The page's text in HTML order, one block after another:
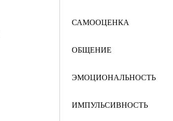
САМООЦЕНКА
ОБЩЕНИЕ
ЭМОЦИОНАЛЬНОСТЬ
ИМПУЛЬСИВНОСТЬ